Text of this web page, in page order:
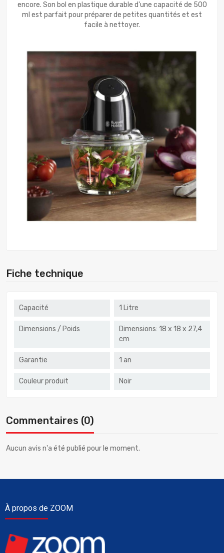
encore. Son bol en plastique durable d'une capacité de 500
ml est parfait pour préparer de petites quantités et est
facile à nettoyer.
Fiche technique
Capacité 1 Litre
Dimensions / Poids
Dimensions: 18 x 18 x 27,4
cm
Garantie 1 an
Couleur produit Noir
Commentaires (0)
Aucun avis n'a été publié pour le moment.
À propos de ZOOM